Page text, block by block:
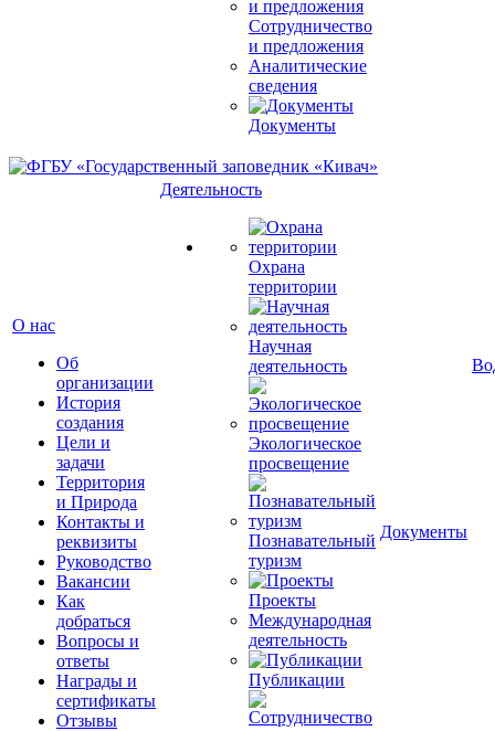
Сотрудничество
и предложения
Аналитические
сведения
Документы
О нас
Об
организации
История
создания
Цели и
задачи
Территория
и Природа
Контакты и
реквизиты
Руководство
Вакансии
Как
добраться
Вопросы и
ответы
Награды и
сертификаты
Отзывы
Деятельность
Охрана
территории
Научная
деятельность
Экологическое
просвещение
Познавательный
туризм
Проекты
Международная
деятельность
Публикации
Документы